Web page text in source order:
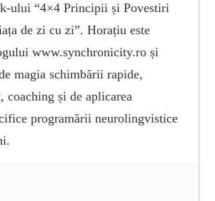
ului “4×4 Principii și Povestiri
de zi cu zi”. Horațiu este
www.synchronicity.ro și
magia schimbării rapide,
coaching și de aplicarea
programării neurolingvistice
pe care nu trebuie să le